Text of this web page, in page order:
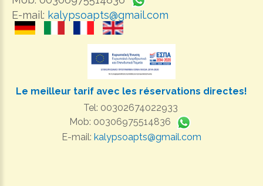
E-mail: kalypsoapts@gmail.com
Le meilleur tarif avec les réservations directes!
Tel: 00302674022933
Mob: 00306975514836
E-mail: kalypsoapts@gmail.com